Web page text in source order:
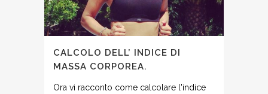
CALCOLO DELL’ INDICE DI
MASSA CORPOREA.
Ora vi racconto come calcolare l'indice